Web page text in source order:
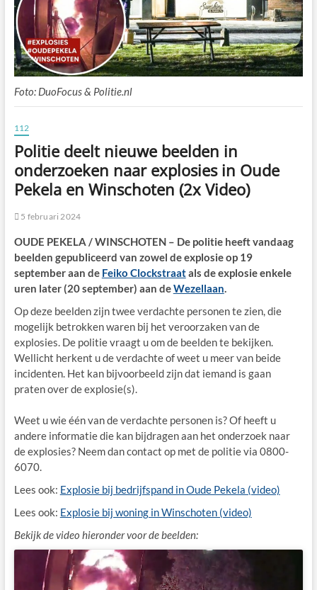
Foto: DuoFocus & Politie.nl
112
Politie deelt nieuwe beelden in
onderzoeken naar explosies in Oude
Pekela en Winschoten (2x Video)
5 februari 2024
OUDE PEKELA / WINSCHOTEN – De politie heeft vandaag
beelden gepubliceerd van zowel de explosie op 19
september aan de Feiko Clockstraatals de explosie enkele
uren later (20 september) aan deWezellaan.
Op deze beelden zijn twee verdachte personen te zien, die
mogelijk betrokken waren bij het veroorzaken van de
explosies. De politie vraagt u om de beelden te bekijken.
Wellicht herkent u de verdachte of weet u meer van beide
incidenten. Het kan bijvoorbeeld zijn dat iemand is gaan
praten over de explosie(s).
Weet u wie één van de verdachte personen is? Of heeft u
andere informatie die kan bijdragen aan het onderzoek naar
de explosies? Neem dan contact op met de politie via 0800-
6070.
Lees ook: Explosie bij bedrijfspand in Oude Pekela (video)
Lees ook: Explosie bij woning in Winschoten (video)
Bekijk de video hieronder voor de beelden: